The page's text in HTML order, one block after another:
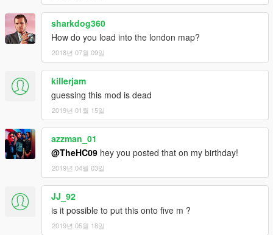
sharkdog360
How do you load into the london map?
2018년 07월 09일
killerjam
guessing this mod is dead
2019년 01월 15일
azzman_01
@TheHC09 hey you posted that on my birthday!
2019년 04월 03일
JJ_92
is it possible to put this onto five m ?
2019년 05월 18일